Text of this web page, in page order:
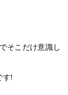
そこだけ意識し
す!